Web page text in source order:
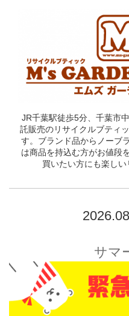
JR千葉駅徒歩5分、千葉市
託販売のリサイクルブティ
す。ブランド品からノーブ
は商品を持込む方がお値段
買いたい方にも楽しい
サマ